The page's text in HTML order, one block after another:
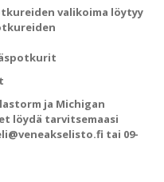
valikoima löytyy
ja Michigan
löydä tarvitsemaasi
tai 09-